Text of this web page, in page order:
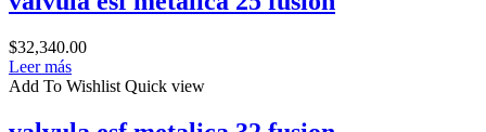
$32,340.00
Leer más
Add To Wishlist Quick view